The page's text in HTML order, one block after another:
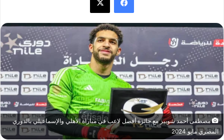
مصطفى أحمد شوبير مع جائزة أفضل لاعب في مباراة الأهلي والإسماعيلي بالدوري
المصري مايو 2024